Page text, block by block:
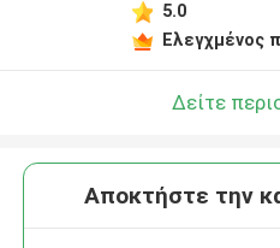
5.0
Ελεγχμένος
Δείτε
Αποκτήστε την